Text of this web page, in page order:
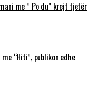
me ” Po du” krejt tjetër
“Hiti”, publikon edhe